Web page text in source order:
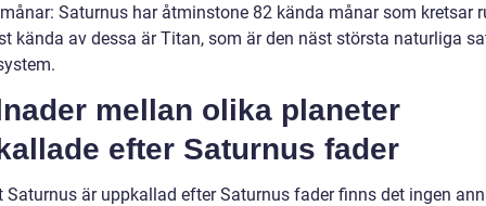
Saturnus har åtminstone 82 kända månar som kretsar
kända av dessa är Titan, som är den näst största naturliga
mellan olika planeter
efter Saturnus fader
Saturnus är uppkallad efter Saturnus fader finns det ingen